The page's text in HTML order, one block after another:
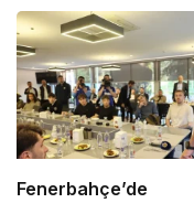
Fenerbahçe’de